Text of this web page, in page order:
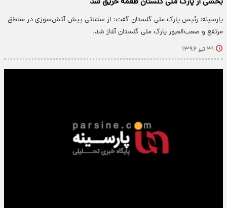
پارسینه: رئیس پارک ملی گلستان گفت: از ساعاتی پیش آتش‌سوزی در مناطق
مرتفع و صعب‌العبور پارک ملی گلستان آغاز شد.
۳۱ تیر ۱۳۹۶